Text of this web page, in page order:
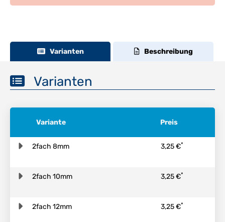
Varianten Beschreibung
Varianten
Variante Preis
2fach 8mm 3,25 €*
2fach 10mm 3,25 €*
2fach 12mm 3,25 €*